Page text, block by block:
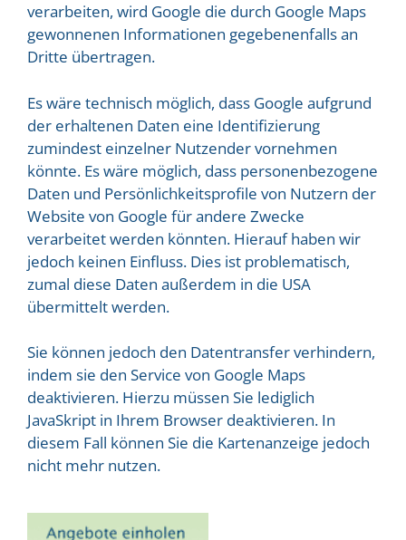
verarbeiten, wird Google die durch Google Maps
gewonnenen Informationen gegebenenfalls an
Dritte übertragen.
Es wäre technisch möglich, dass Google aufgrund
der erhaltenen Daten eine Identifizierung
zumindest einzelner Nutzender vornehmen
könnte. Es wäre möglich, dass personenbezogene
Daten und Persönlichkeitsprofile von Nutzern der
Website von Google für andere Zwecke
verarbeitet werden könnten. Hierauf haben wir
jedoch keinen Einfluss. Dies ist problematisch,
zumal diese Daten außerdem in die USA
übermittelt werden.
Sie können jedoch den Datentransfer verhindern,
indem sie den Service von Google Maps
deaktivieren. Hierzu müssen Sie lediglich
JavaSkript in Ihrem Browser deaktivieren. In
diesem Fall können Sie die Kartenanzeige jedoch
nicht mehr nutzen.